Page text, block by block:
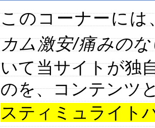
このコーナーには
カム激安/痛みの
いて当サイトが独
のを、コンテンツ
スティミュライト